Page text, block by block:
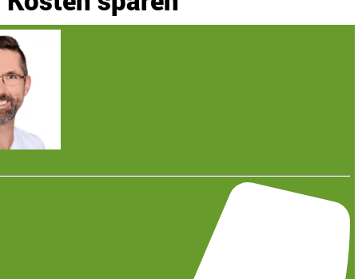
22. März 2023